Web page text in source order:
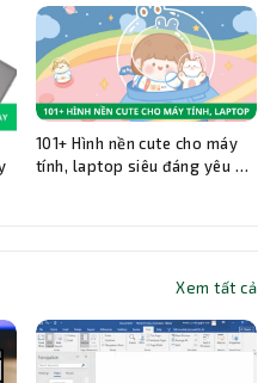
101+ Hình nền cute cho máy
tính, laptop siêu đáng yêu và
Xem tất cả
Thành Nhân TNC